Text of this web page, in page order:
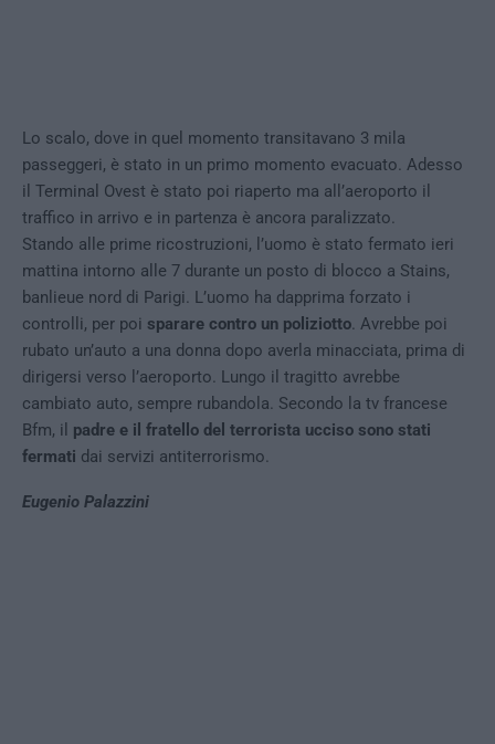
Lo scalo, dove in quel momento transitavano 3 mila
passeggeri, è stato in un primo momento evacuato. Adesso
il Terminal Ovest è stato poi riaperto ma all’aeroporto il
traffico in arrivo e in partenza è ancora paralizzato.
Stando alle prime ricostruzioni, l’uomo è stato fermato ieri
mattina intorno alle 7 durante un posto di blocco a Stains,
banlieue nord di Parigi. L’uomo ha dapprima forzato i
controlli, per poi sparare contro un poliziotto. Avrebbe poi
rubato un’auto a una donna dopo averla minacciata, prima di
dirigersi verso l’aeroporto. Lungo il tragitto avrebbe
cambiato auto, sempre rubandola. Secondo la tv francese
Bfm, il padre e il fratello del terrorista ucciso sono stati
fermati dai servizi antiterrorismo.
Eugenio Palazzini